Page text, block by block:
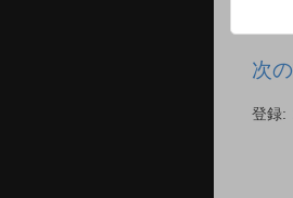
次
登録: